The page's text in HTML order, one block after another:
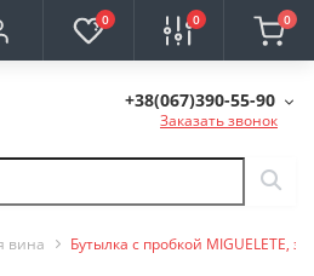
0 0 0
+38(067)390-55-90
Заказать звонок
вина Бутылка с пробкой MIGUELETE,